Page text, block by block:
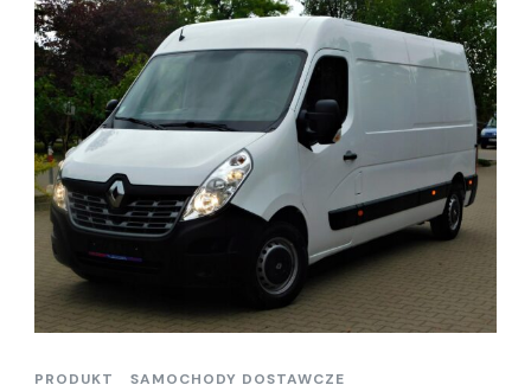
PRODUKT SAMOCHODY DOSTAWCZE